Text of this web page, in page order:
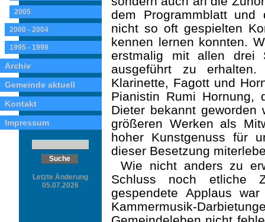
2005
2000 - 2004
1995 - 1999
Archiv
Gemeinde aktuell
Kontakt
Impressum
Letzte Änderung
05.07.2026
dem Programmblatt
nicht so oft gespielten
kennen lernen konnten.
erstmalig mit allen drei
ausgeführt zu
Klarinette, Fagott und
Pianistin Rumi Hornung,
Dieter bekannt
größeren Werken als
hoher Kunstgenuss für
dieser Besetzung
Wie nicht anders zu
Schluss noch etliche
gespendete Applaus
Kammermusik-